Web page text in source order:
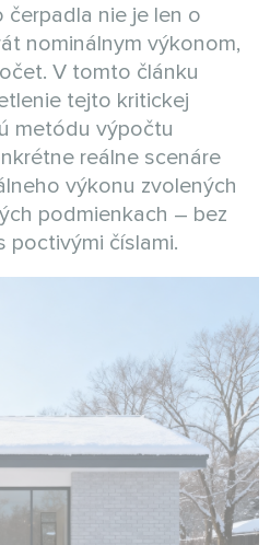
nie je len o
nominálnym výkonom,
V tomto článku
tejto kritickej
metódu výpočtu
reálne scenáre
výkonu zvolených
podmienkach – bez
poctivými číslami.